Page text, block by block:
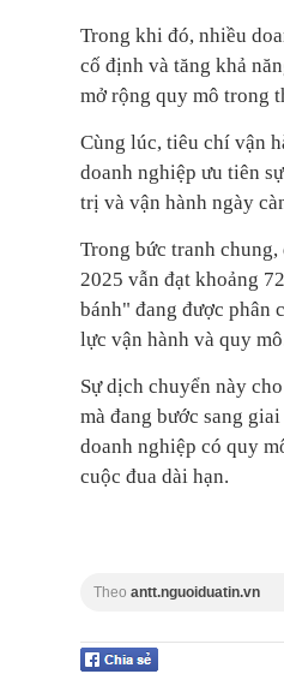
Trong khi đó, nhiều
cố định và tăng khả
mở rộng quy mô trong
Cùng lúc, tiêu chí vận
doanh nghiệp ưu tiên
trị và vận hành ngày
Trong bức tranh
2025 vẫn đạt khoảng
bánh" đang được phân
lực vận hành và quy
Sự dịch chuyển này
mà đang bước sang
doanh nghiệp có quy
cuộc đua dài hạn.
Theo antt.nguoiduatin.vn